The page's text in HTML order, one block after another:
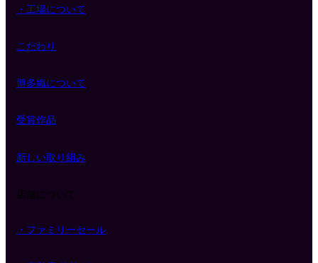
・工場について
こだわり
博多織について
受賞作品
新しい取り組み
店舗について
・ファミリーセール